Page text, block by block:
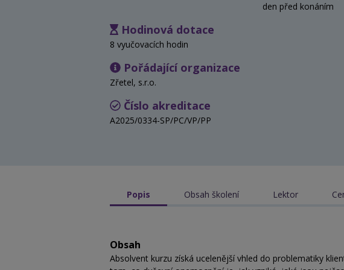
den před konáním
Hodinová dotace
8 vyučovacích hodin
Pořádající organizace
Zřetel, s.r.o.
Číslo akreditace
A2025/0334-SP/PC/VP/PP
Popis Obsah školení Lektor
Obsah
Absolvent kurzu získá ucelenější vhled do problematiky